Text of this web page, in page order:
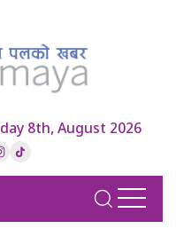
8th, August 2026